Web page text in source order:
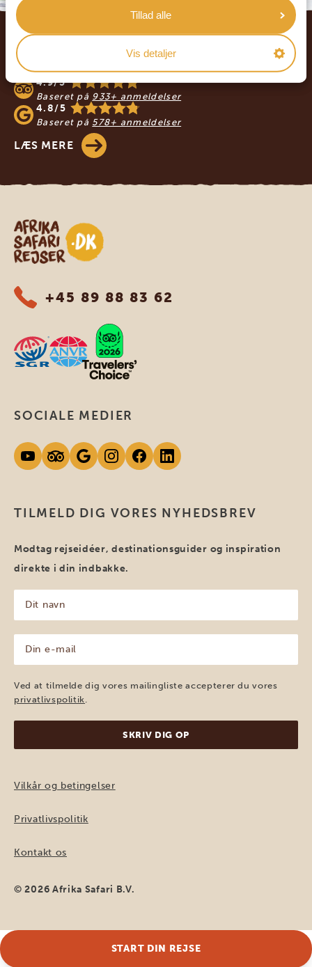
Tillad alle
Vis detaljer
Footer
VORES REJSENDE ANBEFALER AFRIKA
SAFARIREJSER
4.9/5
Baseret på 933+ anmeldelser
4.8/5
Baseret på 578+ anmeldelser
LÆS MERE
Safari-rejser i Afrika
+45 89 88 83 62
TILMELD DIG VORES NYHEDSBREV
Modtag rejseidéer, destinationsguider og inspiration
direkte i din indbakke.
navn
(Påkrævet)
mail
(Påkrævet)
Ved at tilmelde dig vores mailingliste accepterer du vores
privatlivspolitik.
SOCIALE MEDIER
Vilkår og betingelser
Privatlivspolitik
Kontakt os
© 2026 Afrika Safari B.V.
START DIN REJSE